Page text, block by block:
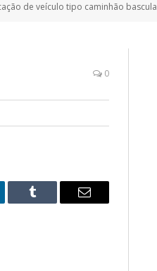
tipo caminhão basculante, visando suprir as
0
Tumblr
E-